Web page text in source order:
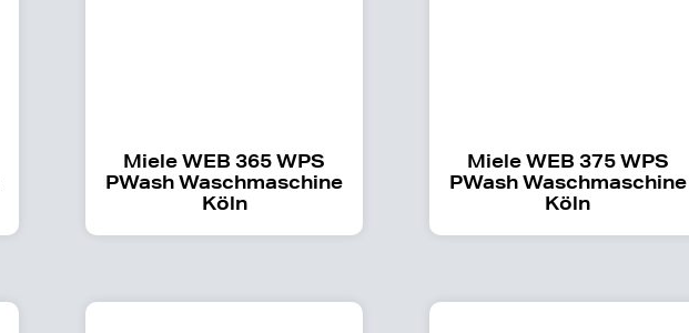
Miele WEB 365 WPS
PWash Waschmaschine
Köln
Miele WEB 375 WPS
PWash Waschmaschine
Köln